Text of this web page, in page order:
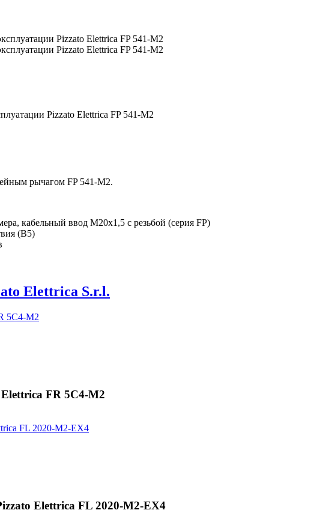
Pizzato Elettrica FP 541-M2
рычагом FP 541-M2.
кабельный ввод M20x1,5 с резьбой (серия FP)
(B5)
Elettrica S.r.l.
FR 5C4-M2
Elettrica FL 2020-M2-EX4